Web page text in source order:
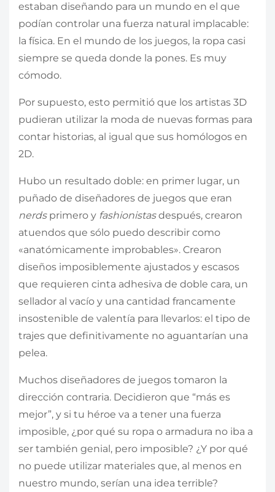
estaban diseñando para un mundo en el que
podían controlar una fuerza natural implacable:
la física. En el mundo de los juegos, la ropa casi
siempre se queda donde la pones. Es muy
cómodo.
Por supuesto, esto permitió que los artistas 3D
pudieran utilizar la moda de nuevas formas para
contar historias, al igual que sus homólogos en
2D.
Hubo un resultado doble: en primer lugar, un
puñado de diseñadores de juegos que eran
nerdsprimero y fashionistasdespués, crearon
atuendos que sólo puedo describir como
«anatómicamente improbables». Crearon
diseños imposiblemente ajustados y escasos
que requieren cinta adhesiva de doble cara, un
sellador al vacío y una cantidad francamente
insostenible de valentía para llevarlos: el tipo de
trajes que definitivamente no aguantarían una
pelea.
Muchos diseñadores de juegos tomaron la
dirección contraria. Decidieron que “más es
mejor”, y si tu héroe va a tener una fuerza
imposible, ¿por qué su ropa o armadura no iba a
ser también genial, pero imposible? ¿Y por qué
no puede utilizar materiales que, al menos en
nuestro mundo, serían una idea terrible?